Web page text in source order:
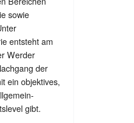
sowie
entsteht am
Werder
der
ein objektives,
gibt.